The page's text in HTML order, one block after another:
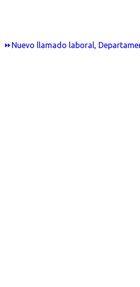
⏩Nuevo llamado laboral,